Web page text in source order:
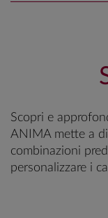
Scopri e
ANIMA mette a
combinazioni
personalizzare i